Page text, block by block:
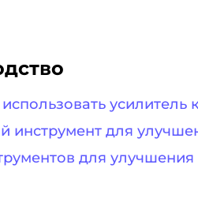
усилитель
инструмент для
для